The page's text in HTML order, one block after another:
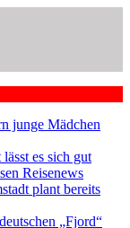
junge Mädchen
es sich gut
Reisenews
plant bereits
„Fjord“